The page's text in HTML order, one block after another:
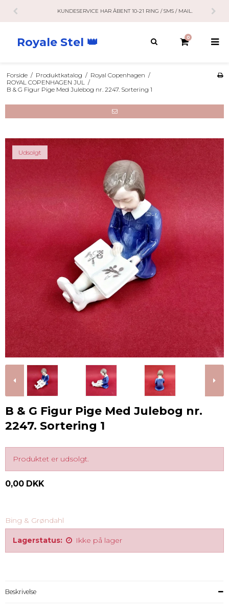
KUNDESERVICE HAR ÅBENT 10-21 RING / SMS / MAIL.
Royale Stel 👑 0
Forside / Produktkatalog / Royal Copenhagen /
ROYAL COPENHAGEN JUL
/
B & G Figur Pige Med Julebog nr. 2247. Sortering 1
Udsolgt
B & G Figur Pige Med Julebog nr.
2247. Sortering 1
Produktet er udsolgt.
0,00 DKK
Bing & Grøndahl
Lagerstatus: Ikke på lager
Beskrivelse